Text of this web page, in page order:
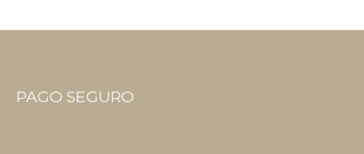
PAGO SEGURO